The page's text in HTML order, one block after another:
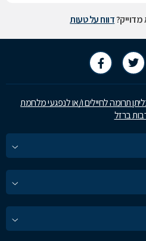
דווח על טעות
תרומה לחיילים ו/או לנפגעי מלחמת
ברזל